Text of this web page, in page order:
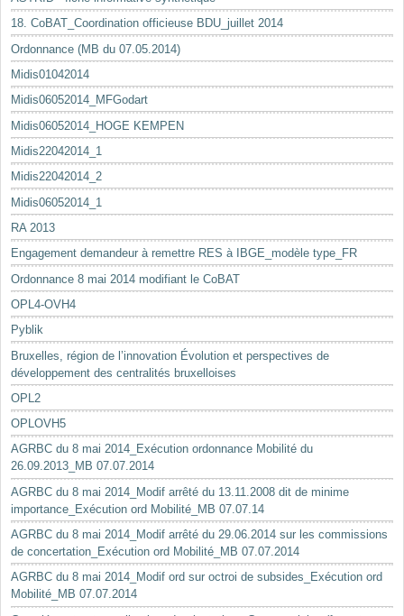
18. CoBAT_Coordination officieuse BDU_juillet 2014
Ordonnance (MB du 07.05.2014)
Midis01042014
Midis06052014_MFGodart
Midis06052014_HOGE KEMPEN
Midis22042014_1
Midis22042014_2
Midis06052014_1
RA 2013
Engagement demandeur à remettre RES à IBGE_modèle type_FR
Ordonnance 8 mai 2014 modifiant le CoBAT
OPL4-OVH4
Pyblik
Bruxelles, région de l’innovation Évolution et perspectives de
développement des centralités bruxelloises
OPL2
OPLOVH5
AGRBC du 8 mai 2014_Exécution ordonnance Mobilité du
26.09.2013_MB 07.07.2014
AGRBC du 8 mai 2014_Modif arrêté du 13.11.2008 dit de minime
importance_Exécution ord Mobilité_MB 07.07.14
AGRBC du 8 mai 2014_Modif arrêté du 29.06.2014 sur les commissions
de concertation_Exécution ord Mobilité_MB 07.07.2014
AGRBC du 8 mai 2014_Modif ord sur octroi de subsides_Exécution ord
Mobilité_MB 07.07.2014